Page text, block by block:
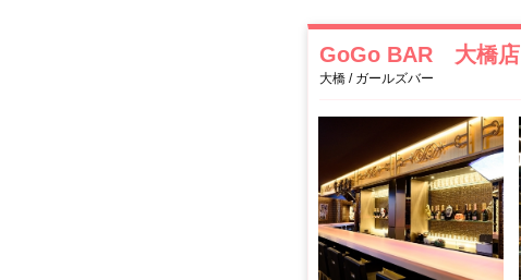
GoGo BAR 大橋店
大橋 / ガールズバー